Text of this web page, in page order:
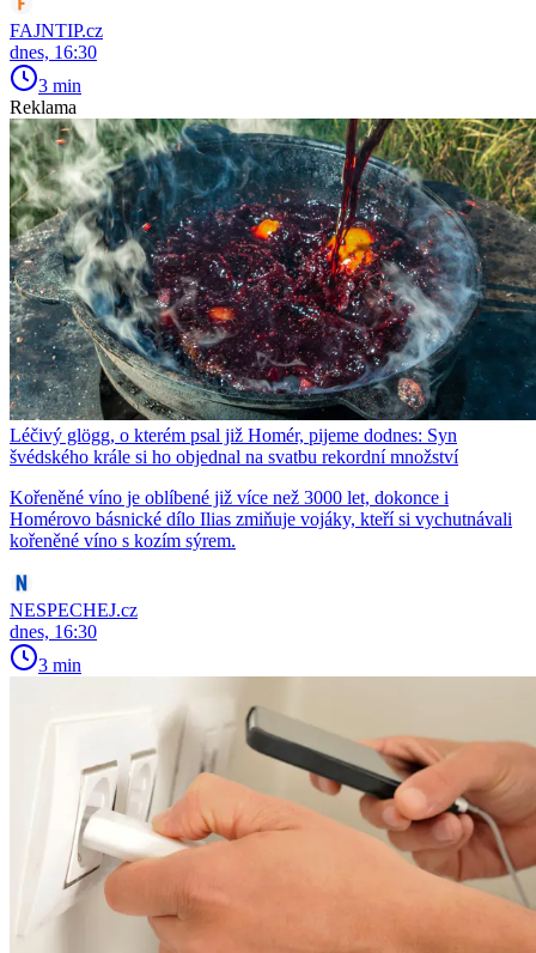
FAJNTIP.cz
dnes, 16:30
3 min
Reklama
Léčivý glögg, o kterém psal již Homér, pijeme dodnes: Syn
švédského krále si ho objednal na svatbu rekordní množství
Kořeněné víno je oblíbené již více než 3000 let, dokonce i
Homérovo básnické dílo Ilias zmiňuje vojáky, kteří si vychutnávali
kořeněné víno s kozím sýrem.
NESPECHEJ.cz
dnes, 16:30
3 min